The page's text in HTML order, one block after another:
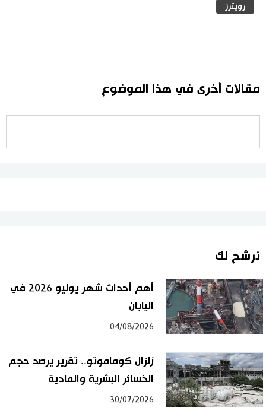
رويترز
مقالات أخرى في هذا الموضوع
نرشح لك
أهم أحداث شهر يوليو 2026 في
اليابان
04/08/2026
زلزال كوماموتو.. تقرير يرصد حجم
الخسائر البشرية والمادية
30/07/2026